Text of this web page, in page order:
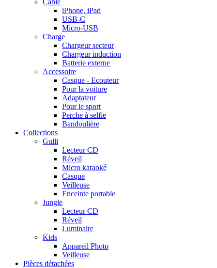
iPhone, iPad
USB-C
Micro-USB
Charge
Chargeur secteur
Chargeur induction
Batterie externe
Accessoire
Casque - Ecouteur
Pour la voiture
Adaptateur
Pour le sport
Perche à selfie
Bandoulière
Collections
Gulli
Lecteur CD
Réveil
Micro karaoké
Casque
Veilleuse
Enceinte portable
Jungle
Lecteur CD
Réveil
Luminaire
Kids
Appareil Photo
Veilleuse
Pièces détachées